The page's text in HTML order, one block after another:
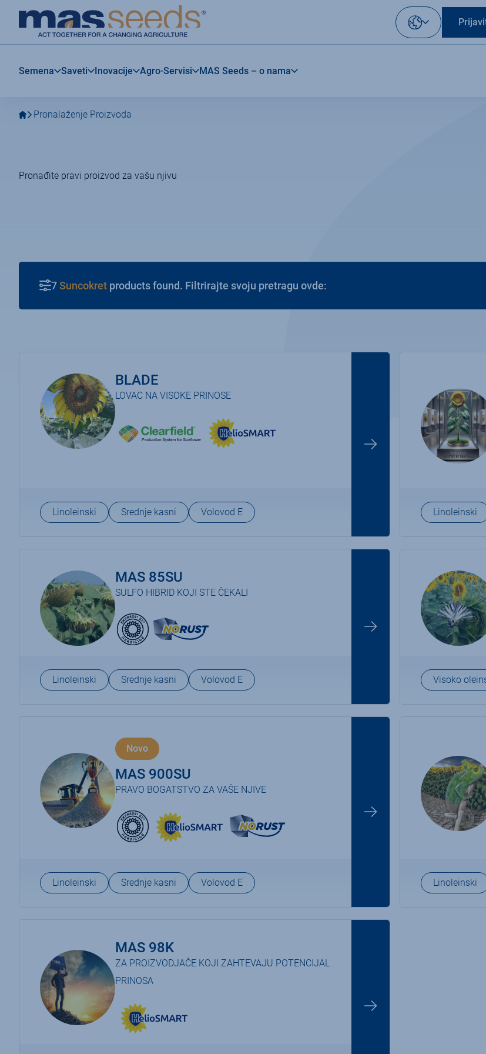
glavnu
navigaciju
sadržaj
MAS
Seeds
Srbija
Izaberite
vaš
Semena Saveti Inovacije Agro-Servisi MAS Seeds – o nama
Pronalaženje Proizvoda
Pronađite pravi proizvod za vašu njivu
7Suncokret products found. Filtrirajte svoju pretragu ovde:
BLADE
LOVAC NA VISOKE PRINOSE
Linoleinski Srednje kasni Volovod E Linoleinski
MAS 85SU
SULFO HIBRID KOJI STE ČEKALI
Linoleinski Srednje kasni Volovod E Visoko
Novo
MAS 900SU
PRAVO BOGATSTVO ZA VAŠE NJIVE
Linoleinski Srednje kasni Volovod E Linoleinski
MAS 98K
ZA PROIZVODJAČE KOJI ZAHTEVAJU POTENCIJAL
PRINOSA